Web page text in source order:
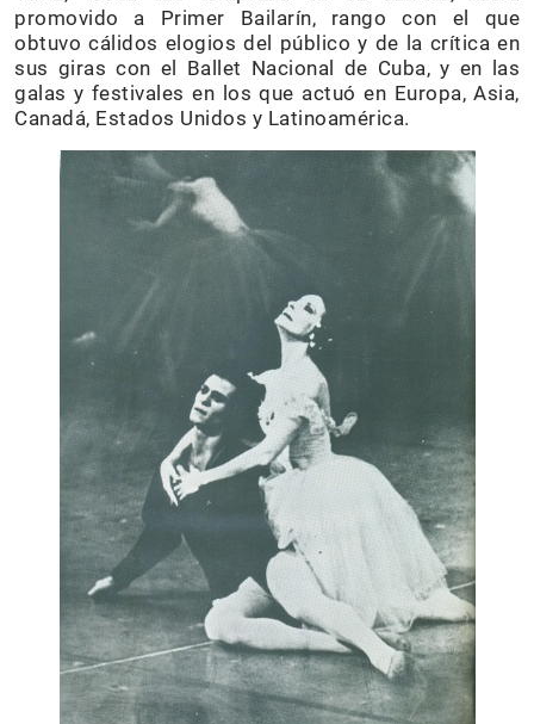
promovido a Primer Bailarín, rango con el que
obtuvo cálidos elogios del público y de la crítica en
sus giras con el Ballet Nacional de Cuba, y en las
galas y festivales en los que actuó en Europa, Asia,
Canadá, Estados Unidos y Latinoamérica.